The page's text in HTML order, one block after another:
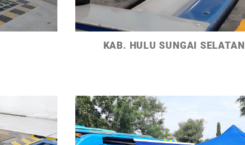
KAB. HULU SUNGAI SELATAN